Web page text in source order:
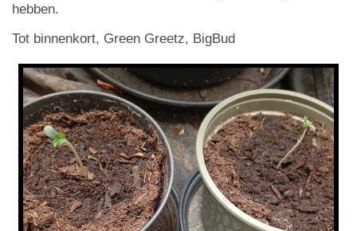
hebben.
Tot binnenkort, Green Greetz, BigBud